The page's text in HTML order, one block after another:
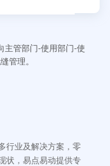
主管部门-使用部门-使
管理。
行业及解决方案，零
状，易点易动提供专